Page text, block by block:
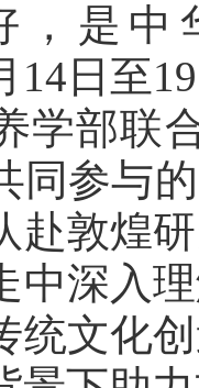
，是中
14 日至19
学部联
同参与的
赴敦煌
中深入
统文化